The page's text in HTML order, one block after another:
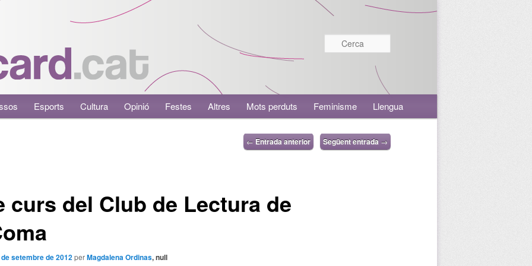
Esports Cultura Opinió Festes Altres Mots perduts Feminisme Llengua
← Entrada anterior Següent entrada →
curs del Club de Lectura de
setembre de 2012perMagdalena Ordinas, null